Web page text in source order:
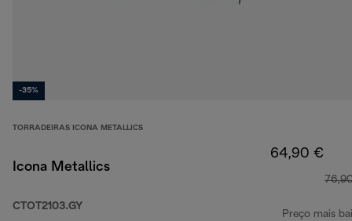
-35%
TORRADEIRAS ICONA METALLICS
Icona Metallics
CTOT2103.GY
64,90 €
Preço mais